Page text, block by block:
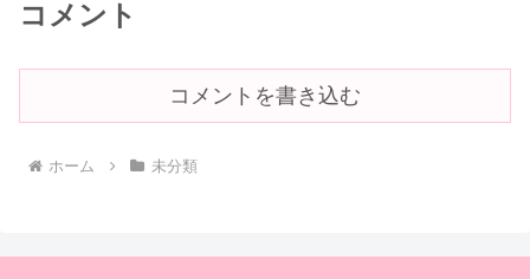
コメント
コメントを書き込む
ホーム 未分類